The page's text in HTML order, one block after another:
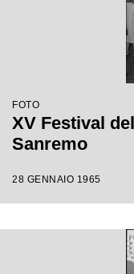
FOTO
XV Festival
Sanremo
28 GENNAIO 1965